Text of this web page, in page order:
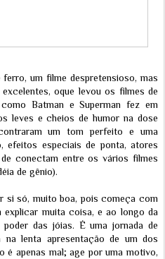
um filme despretensioso, mas
oque levou os filmes de
Batman e Superman fez em
leves e cheios de humor na dose
um tom perfeito e uma
efeitos especiais de ponta, atores
conectam entre os vários filmes
de gênio).
si só, muito boa, pois começa com
explicar muita coisa, e ao longo da
das jóias. É uma jornada de
na lenta apresentação de um dos
é apenas mal; age por uma motivo,